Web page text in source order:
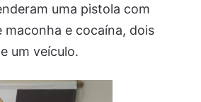
uma pistola com
maconha e cocaína, dois
um veículo.